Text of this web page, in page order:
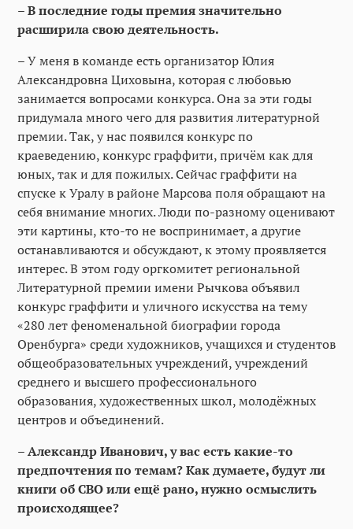
– В последние годы премия значительно
расширила свою деятельность.
– У меня в команде есть организатор Юлия
Александровна Циховына, которая с любовью
занимается вопросами конкурса. Она за эти годы
придумала много чего для развития литературной
премии. Так, у нас появился конкурс по
краеведению, конкурс граффити, причём как для
юных, так и для пожилых. Сейчас граффити на
спуске к Уралу в районе Марсова поля обращают на
себя внимание многих. Люди по-разному оценивают
эти картины, кто-то не воспринимает, а другие
останавливаются и обсуждают, к этому проявляется
интерес. В этом году оргкомитет региональной
Литературной премии имени Рычкова объявил
конкурс граффити и уличного искусства на тему
«280 лет феноменальной биографии города
Оренбурга» среди художников, учащихся и студентов
общеобразовательных учреждений, учреждений
среднего и высшего профессионального
образования, художественных школ, молодёжных
центров и объединений.
– Александр Иванович, у вас есть какие-то
предпочтения по темам? Как думаете, будут ли
книги об СВО или ещё рано, нужно осмыслить
происходящее?